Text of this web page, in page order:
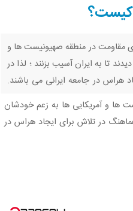
مقاومت در منطقه صهیونیست ها و
تا به ایران آسیب بزنند ؛ لذا در
هراس در جامعه ایرانی می باشند.
وین
ها و آمریکایی ها به زعم خودشان
در تلاش برای ایجاد هراس در